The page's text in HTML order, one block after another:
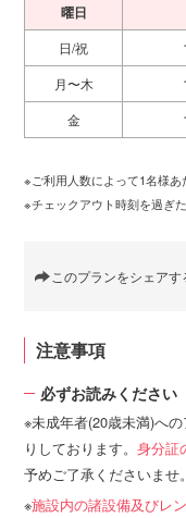
曜日
日/祝
月〜木
金
※ご利用人数によって1名様あ
※チェックアウト時刻を過ぎ
このプランをシェアす
注意事項
必ずお読みください
未成年者(20歳未満)へ
りしております。身分証
予めご了承くださいませ。
施設内の諸設備及びレ